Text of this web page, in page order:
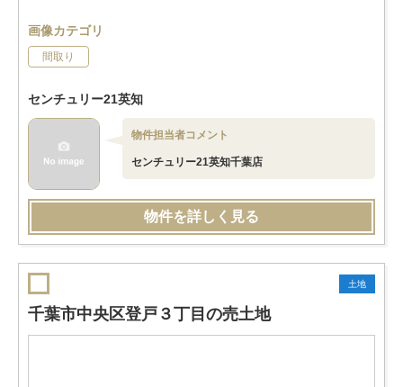
画像カテゴリ
間取り
センチュリー21英知
物件担当者コメント
センチュリー21英知千葉店
物件を詳しく見る
土地
千葉市中央区登戸３丁目の売土地